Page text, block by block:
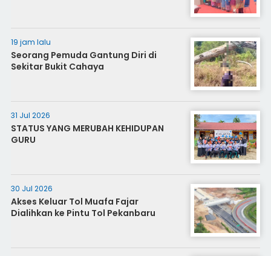
19 jam lalu
Seorang Pemuda Gantung Diri di
Sekitar Bukit Cahaya
31 Jul 2026
STATUS YANG MERUBAH KEHIDUPAN
GURU
30 Jul 2026
Akses Keluar Tol Muafa Fajar
Dialihkan ke Pintu Tol Pekanbaru